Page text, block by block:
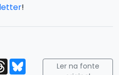
!
ThreadsBlueskyLer na fonte